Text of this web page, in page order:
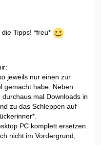
Tipps! *freu*
jeweils nur einen zur
gemacht habe. Neben
mal Downloads in
zu das Schleppen auf
PC komplett ersetzen.
nicht im Vordergrund,